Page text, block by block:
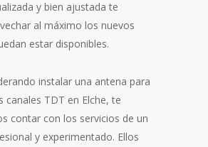
y bien ajustada te
al máximo los nuevos
estar disponibles.
instalar una antena para
canales TDT en Elche, te
contar con los servicios de un
y experimentado. Ellos